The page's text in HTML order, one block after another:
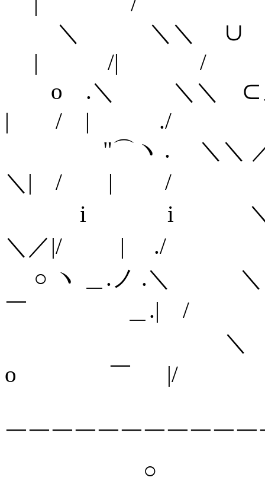
＼ ＼＼ ∪
| /| /
o .＼ ＼＼
| / | ./
"⌒ヽ . ＼
＼| / | /
i i ＼
＼／|/ | ./
○ ヽ ＿.ノ .＼
￣ ＿.| /
＼ ＼＼
o ￣ |/
￣￣￣￣￣￣￣￣￣￣￣
○ ＼ ＼